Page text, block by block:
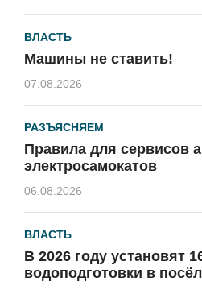
ВЛАСТЬ
Машины не ставить!
07.08.2026
РАЗЪЯСНЯЕМ
Правила для сервисов
электросамокатов
06.08.2026
ВЛАСТЬ
В 2026 году установят
водоподготовки в